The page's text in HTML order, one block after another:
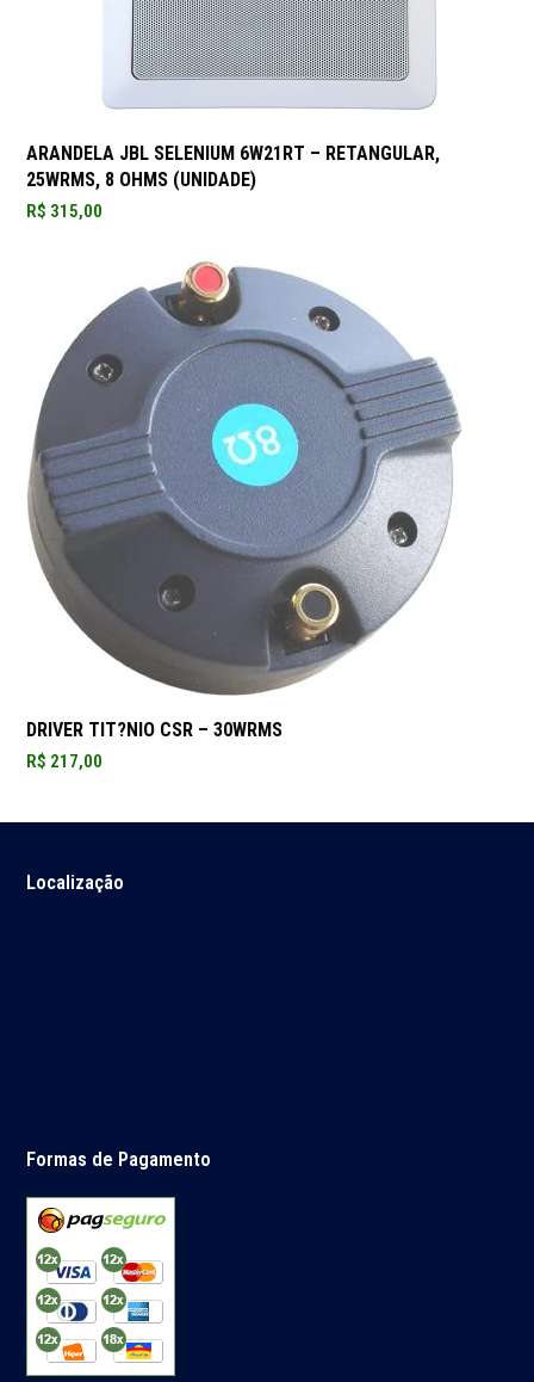
ARANDELA JBL SELENIUM 6W21RT – RETANGULAR,
25WRMS, 8 OHMS (UNIDADE)
R$ 315,00
DRIVER TIT?NIO CSR – 30WRMS
R$ 217,00
Localização
Formas de Pagamento